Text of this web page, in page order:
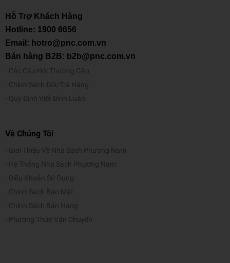
Hình thức
Hỗ Trợ Khách Hàng
Hotline: 1900 6656
Email: hotro@pnc.com.vn
Bán hàng B2B: b2b@pnc.com.vn
Các Câu Hỏi Thường Gặp
Chính Sách Đổi/Trả Hàng
Quy Định Viết Bình Luận
Về Chúng Tôi
Giới Thiệu Về Nhà Sách Phương Nam
Hệ Thống Nhà Sách Phương Nam
Điều Khoản Sử Dụng
Chính Sách Bảo Mật
Chính Sách Bán Hàng
Phương Thức Vận Chuyển